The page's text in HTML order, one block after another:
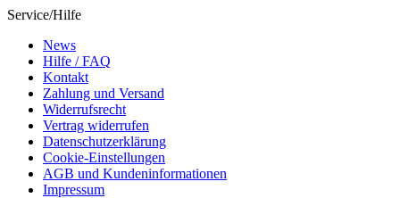
Service/Hilfe
News
Hilfe / FAQ
Kontakt
Zahlung und Versand
Widerrufsrecht
Vertrag widerrufen
Datenschutzerklärung
Cookie-Einstellungen
AGB und Kundeninformationen
Impressum